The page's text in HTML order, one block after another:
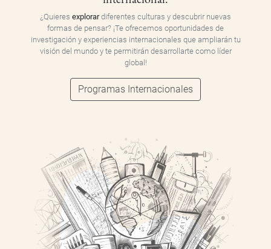
¿Quieres explorardiferentes culturas y descubrir nuevas
formas de pensar? ¡Te ofrecemos oportunidades de
investigación y experiencias internacionales que ampliarán tu
visión del mundo y te permitirán desarrollarte como líder
global!
Programas Internacionales